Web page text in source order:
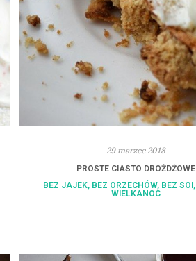
29 marzec 2018
PROSTE CIASTO DROŻDŻOWE
BEZ JAJEK, BEZ ORZECHÓW, BEZ SOI,
WIELKANOC